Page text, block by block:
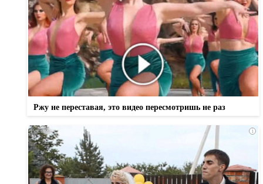
Ржу не переставая, это видео пересмотришь не раз
i